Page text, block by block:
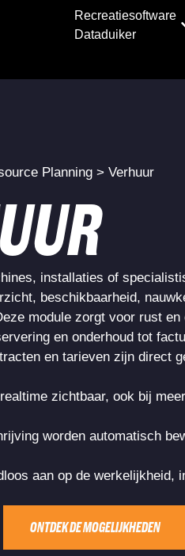
Recreatiesoftware
Dataduiker
Planning > Verhuur
installaties of
beschikbaarheid,
module zorgt voor rust
en onderhoud tot
en tarieven zijn direct
zichtbaar, ook bij
worden automatisch
aan op de werkelijkheid,
ONTDEK DE MOGELIJKHEDEN